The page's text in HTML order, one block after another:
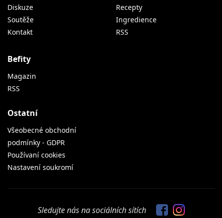
Diskuze
Soutěže
Kontakt
Recepty
Ingredience
RSS
Befity
Magazin
RSS
Ostatní
Všeobecné obchodní
podmínky - GDPR
Používaní cookies
Nastavení soukromí
Sledujte nás na sociálních sítích